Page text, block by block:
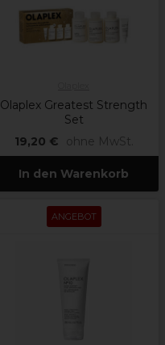
Olaplex Greatest Strength
Set
19,20 €
ohne MwSt.
In den Warenkorb
ANGEBOT